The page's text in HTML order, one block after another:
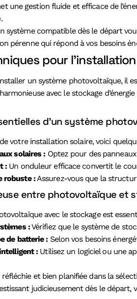
une gestion fluide et efficace de
système compatible dès le départ
pérenne qui répond à vos besoins
pour
un système photovoltaïque,
avec le stockage
d’un système
votre installation solaire, voici
solaires : Optez pour des
: Un onduleur efficace convertit le
robuste :Assurez-vous que la
entre photovoltaïque et
avec le stockage est
:Vérifiez que le système de
de batterie : Selon vos besoins
: Utilisez un logiciel ou une
réfléchie et bien planifiée dans la
judicieusement dès le